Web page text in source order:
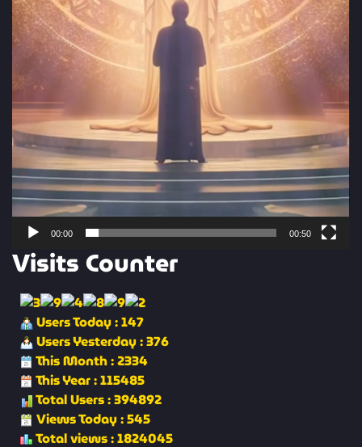
00:00 00:50
Visits Counter
Users Today : 147
Users Yesterday : 376
This Month : 2334
This Year : 115485
Total Users : 394892
Views Today : 545
Total views : 1824045